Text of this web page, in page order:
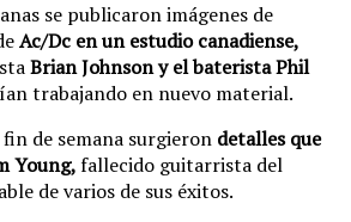
se publicaron imágenes de
Ac/Dc en un estudio canadiense,
Brian Johnson y el baterista Phil
trabajando en nuevo material.
de semana surgieron detalles que
Young,fallecido guitarrista del
de varios de sus éxitos.